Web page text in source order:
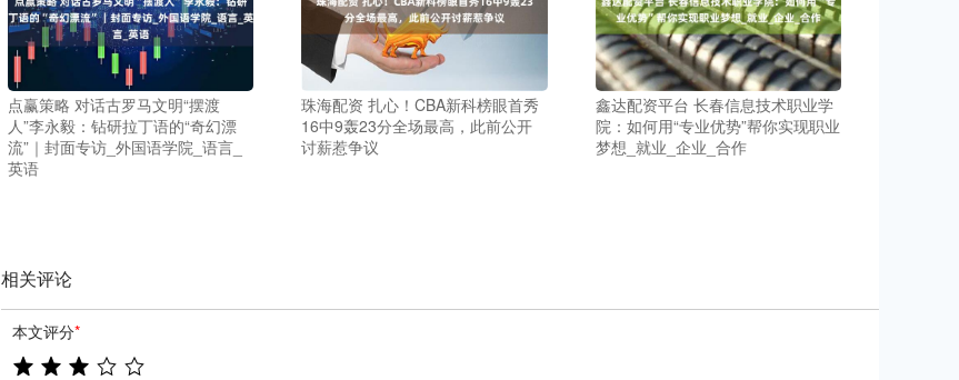
点赢策略 对话古罗马文明“摆渡
人”李永毅：钻研拉丁语的“奇幻漂
流”｜封面专访_外国语学院_语言_
英语
珠海配资 扎心！CBA新科榜眼首秀
16中9轰23分全场最高，此前公开
讨薪惹争议
鑫达配资平台 长春信息技术职业学
院：如何用“专业优势”帮你实现职业
梦想_就业_企业_合作
相关评论
本文评分*